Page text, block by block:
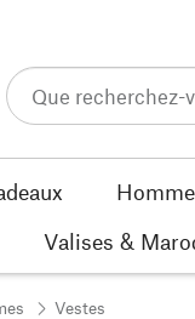
Valises &
Vestes